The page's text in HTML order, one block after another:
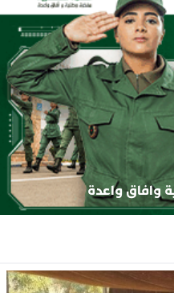
وافاق واعدة